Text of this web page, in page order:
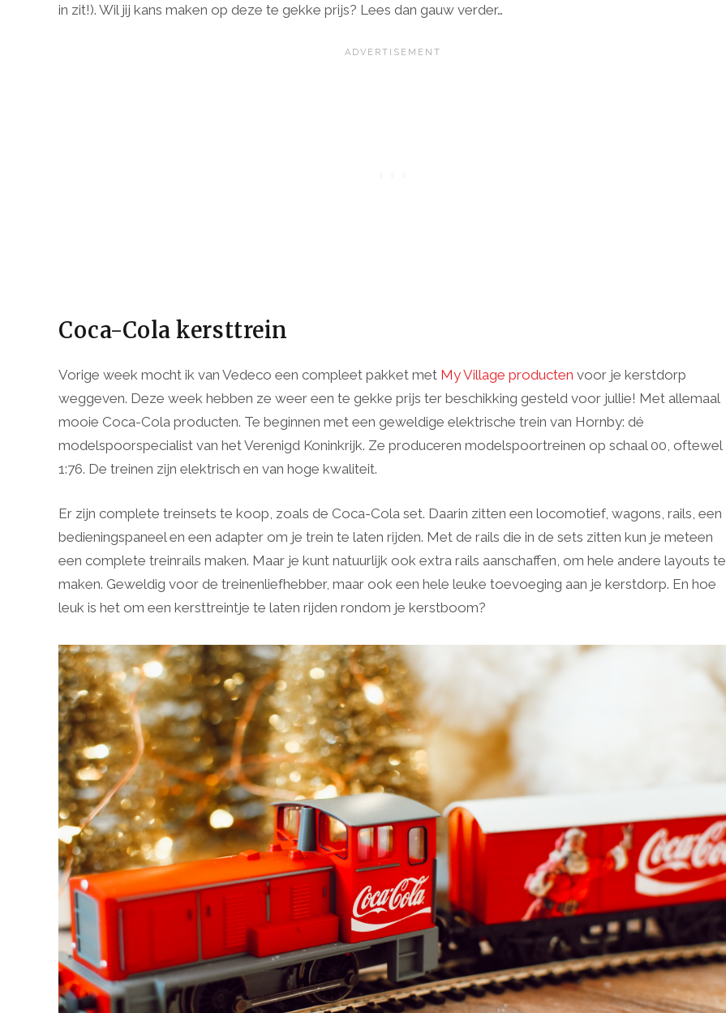
in zit!). Wil jij kans maken op deze te gekke prijs? Lees dan gauw verder…
Coca-Cola kersttrein
Vorige week mocht ik van Vedeco een compleet pakket met My Village producten voor je kerstdorp
weggeven. Deze week hebben ze weer een te gekke prijs ter beschikking gesteld voor jullie! Met allemaal
mooie Coca-Cola producten. Te beginnen met een geweldige elektrische trein van Hornby: dé
modelspoorspecialist van het Verenigd Koninkrijk. Ze produceren modelspoortreinen op schaal 00, oftewel
1:76. De treinen zijn elektrisch en van hoge kwaliteit.
Er zijn complete treinsets te koop, zoals de Coca-Cola set. Daarin zitten een locomotief, wagons, rails, een
bedieningspaneel en een adapter om je trein te laten rijden. Met de rails die in de sets zitten kun je meteen
een complete treinrails maken. Maar je kunt natuurlijk ook extra rails aanschaffen, om hele andere layouts te
maken. Geweldig voor de treinenliefhebber, maar ook een hele leuke toevoeging aan je kerstdorp. En hoe
leuk is het om een kersttreintje te laten rijden rondom je kerstboom?